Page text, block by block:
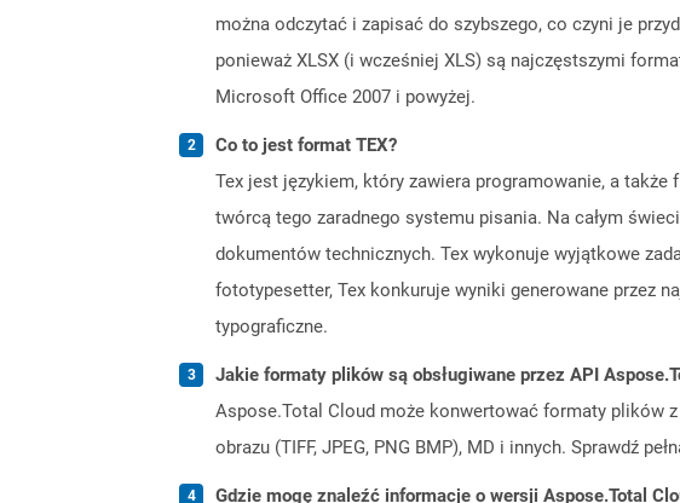
można odczytać i zapisać do szybszego, co czyni je
ponieważ XLSX (i wcześniej XLS) są najczęstszymi
Microsoft Office 2007 i powyżej.
Co to jest format TEX?
Tex jest językiem, który zawiera programowanie, a
twórcą tego zaradnego systemu pisania. Na całym
dokumentów technicznych. Tex wykonuje wyjątkowe
fototypesetter, Tex konkuruje wyniki generowane przez
typograficzne.
Jakie formaty plików są obsługiwane przez API
Aspose.Total Cloud może konwertować formaty plików
obrazu (TIFF, JPEG, PNG BMP), MD i innych. Sprawdź
Gdzie mogę znaleźć informacje o wersji Aspose.Total